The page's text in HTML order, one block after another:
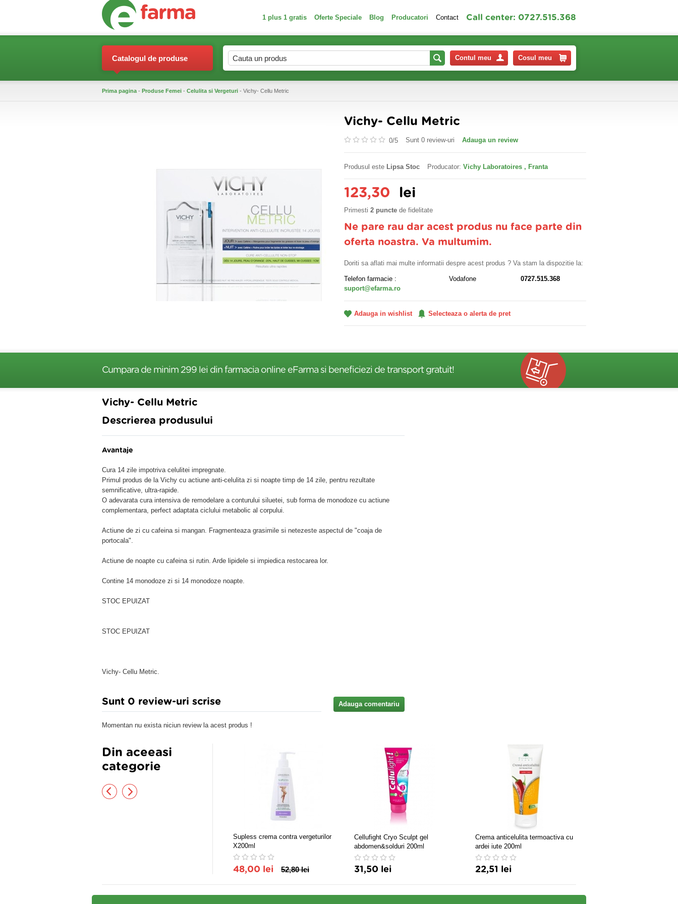
1 plus 1 gratis Oferte Speciale Blog Producatori Contact Call center: 0727.515.368
Catalogul de produse Contul meu Cosul meu
Prima pagina - Produse Femei - Celulita si Vergeturi - Vichy- Cellu Metric
Vichy- Cellu Metric
0/5 Sunt 0 review-uri Adauga un review
Produsul este Lipsa Stoc Producator: Vichy Laboratoires , Franta
123,30 lei
Primesti 2 puncte de fidelitate
Ne pare rau dar acest produs nu face parte din
oferta noastra. Va multumim.
Doriti sa aflati mai multe informatii despre acest produs ? Va stam la dispozitie la:
Telefon farmacie : Vodafone
0727.515.368
suport@efarma.ro
Adauga in wishlist Selecteaza o alerta de pret
Cumpara de minim 299 lei din farmacia online eFarma si beneficiezi de transport gratuit!
Vichy- Cellu Metric
Descrierea produsului
Avantaje
Cura 14 zile impotriva celulitei impregnate.
Primul produs de la Vichy cu actiune anti-celulita zi si noapte timp de 14 zile, pentru rezultate
semnificative, ultra-rapide.
O adevarata cura intensiva de remodelare a conturului siluetei, sub forma de monodoze cu actiune
complementara, perfect adaptata ciclului metabolic al corpului.
Actiune de zi cu cafeina si mangan. Fragmenteaza grasimile si netezeste aspectul de "coaja de
portocala".
Actiune de noapte cu cafeina si rutin. Arde lipidele si impiedica restocarea lor.
Contine 14 monodoze zi si 14 monodoze noapte.
STOC EPUIZAT
STOC EPUIZAT
Vichy- Cellu Metric.
Sunt 0 review-uri scrise Adauga comentariu
Momentan nu exista niciun review la acest produs !
Din aceeasi
categorie
Supless crema contra vergeturilor
X200ml
48,00 lei 52,80 lei
Cellufight Cryo Sculpt gel
abdomen&solduri 200ml
31,50 lei
Crema anticelulita termoactiva cu
ardei iute 200ml
22,51 lei